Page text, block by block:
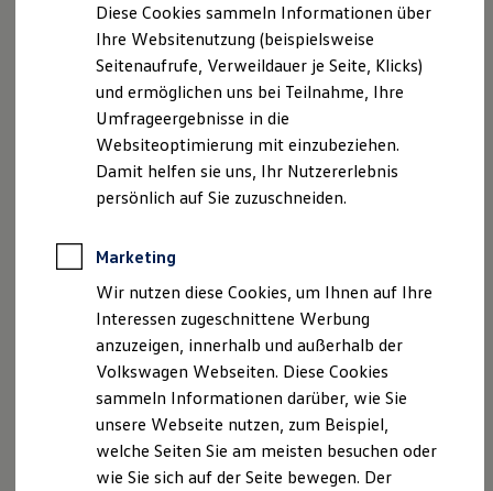
Behörden
Direktkunden
Sonderfahrzeuge
Anpfiff zum Gewinn
Elektromobilität
Elektroautos
ID. Tutorials
Elektrofahrzeugkonzepte
ID. EVERY1
Reichweite
Rekuperation
Laden unterwegs
Laden Zuhause
Ladestationen finden
Ladezeitensimulator
Batterie
Sicherheit
Nachhaltigkeit
Technologie
Kosten und Kauf
So geht neu. Klar im Design. Stark im Alltag.
Entdecken Sie jetzt den neuen ID.3 Neo!
Mehr zum ID.3 Neo erfahren
Diese Cookies sammeln Informationen über
Ihre Websitenutzung (beispielsweise
Seitenaufrufe, Verweildauer je Seite, Klicks)
und ermöglichen uns bei Teilnahme, Ihre
Umfrageergebnisse in die
Websiteoptimierung mit einzubeziehen.
Damit helfen sie uns, Ihr Nutzererlebnis
persönlich auf Sie zuzuschneiden.
Marketing
Wir nutzen diese Cookies, um Ihnen auf Ihre
Interessen zugeschnittene Werbung
anzuzeigen, innerhalb und außerhalb der
Volkswagen Webseiten. Diese Cookies
sammeln Informationen darüber, wie Sie
unsere Webseite nutzen, zum Beispiel,
welche Seiten Sie am meisten besuchen oder
wie Sie sich auf der Seite bewegen. Der